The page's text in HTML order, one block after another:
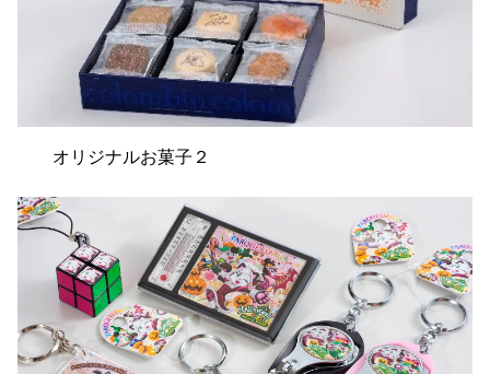
オリジナルお菓子２